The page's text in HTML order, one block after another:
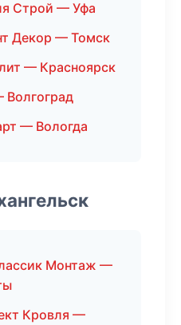
Строй — Уфа
Декор — Томск
— Красноярск
— Вологда
Монтаж —
Кровля —